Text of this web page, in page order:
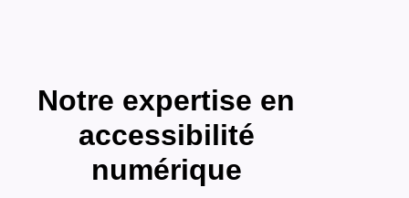
Notre expertise en
accessibilité
numérique